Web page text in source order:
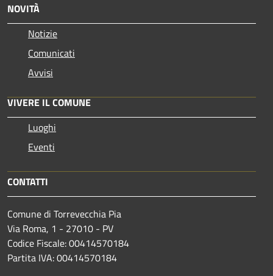
NOVITÀ
Notizie
Comunicati
Avvisi
VIVERE IL COMUNE
Luoghi
Eventi
CONTATTI
Comune di Torrevecchia Pia
Via Roma, 1 - 27010 - PV
Codice Fiscale: 00414570184
Partita IVA: 00414570184